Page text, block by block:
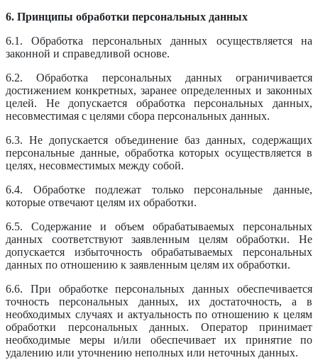
6. Принципы обработки персональных данных
6.1. Обработка персональных данных осуществляется на
законной и справедливой основе.
6.2. Обработка персональных данных ограничивается
достижением конкретных, заранее определенных и законных
целей. Не допускается обработка персональных данных,
несовместимая с целями сбора персональных данных.
6.3. Не допускается объединение баз данных, содержащих
персональные данные, обработка которых осуществляется в
целях, несовместимых между собой.
6.4. Обработке подлежат только персональные данные,
которые отвечают целям их обработки.
6.5. Содержание и объем обрабатываемых персональных
данных соответствуют заявленным целям обработки. Не
допускается избыточность обрабатываемых персональных
данных по отношению к заявленным целям их обработки.
6.6. При обработке персональных данных обеспечивается
точность персональных данных, их достаточность, а в
необходимых случаях и актуальность по отношению к целям
обработки персональных данных. Оператор принимает
необходимые меры и/или обеспечивает их принятие по
удалению или уточнению неполных или неточных данных.